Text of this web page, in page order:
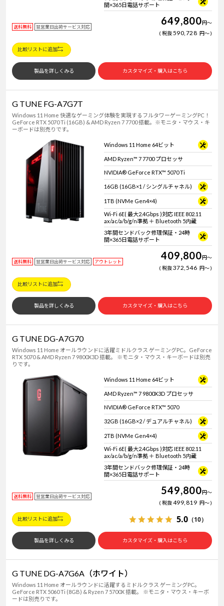
間×365日電話サポート
送料無料 翌営業日出荷サービス対応 649,800円～
税抜590,728 円～
比較リストに追加
製品を詳しくみる カスタマイズ・購入はこちら
G TUNE FG-A7G7T
Windows 11 Home 快適なゲーミング体験を実現するフルタワーゲーミングPC！
GeForce RTX 5070 Ti (16GB) & AMD Ryzen 7 7700 搭載。※モニタ・マウス・キ
ーボードは別売りです。
Windows 11 Home 64ビット
AMD Ryzen™ 7 7700 プロセッサ
NVIDIA® GeForce RTX™ 5070 Ti
16GB (16GB×1 / シングルチャネル)
1TB (NVMe Gen4×4)
Wi-Fi 6E( 最大2.4Gbps )対応 IEEE 802.11
ax/ac/a/b/g/n準拠 ＋ Bluetooth 5内蔵
3年間センドバック修理保証・24時
間×365日電話サポート
送料無料 翌営業日出荷サービス対応 アウトレット 409,800円～
税抜372,546 円～
比較リストに追加
製品を詳しくみる カスタマイズ・購入はこちら
G TUNE DG-A7G70
Windows 11 Home オールラウンドに活躍ミドルクラス ゲーミングPC。GeForce
RTX 5070 & AMD Ryzen 7 9800X3D 搭載。 ※モニタ・マウス・キーボードは別売
りです。
Windows 11 Home 64ビット
AMD Ryzen™ 7 9800X3D プロセッサ
NVIDIA® GeForce RTX™ 5070
32GB (16GB×2 / デュアルチャネル)
2TB (NVMe Gen4×4)
Wi-Fi 6E( 最大2.4Gbps )対応 IEEE 802.11
ax/ac/a/b/g/n準拠 ＋ Bluetooth 5内蔵
3年間センドバック修理保証・24時
間×365日電話サポート
送料無料 翌営業日出荷サービス対応 549,800円～
税抜499,819 円～
比較リストに追加 5.0 （10）
製品を詳しくみる カスタマイズ・購入はこちら
G TUNE DG-A7G6A（ホワイト）
Windows 11 Home オールラウンドに活躍するミドルクラス ゲーミングPC。
GeForce RTX 5060 Ti (8GB) & Ryzen 7 5700X 搭載。 ※モニタ・マウス・キーボ
ードは別売りです。